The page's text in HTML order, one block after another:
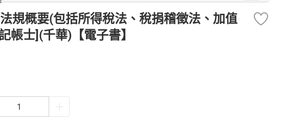
規概要(包括所得稅法、稅捐稽徵法、加值
帳士](千華)【電子書】